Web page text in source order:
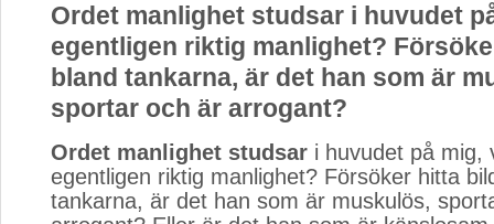
Ordet manlighet studsar i huvudet
egentligen riktig manlighet?
bland tankarna, är det han som är
sportar och är arrogant?
Ordet manlighet studsar i huvudet på mig,
egentligen riktig manlighet? Försöker hitta
tankarna, är det han som är muskulös,